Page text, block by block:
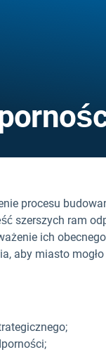
procesu
szerszych ram
ich
aby miasto